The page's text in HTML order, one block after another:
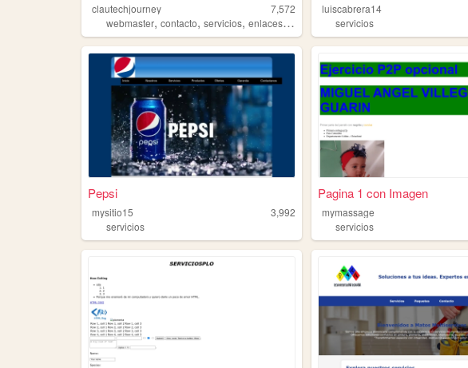
clautechjourney
7,572
webmaster, contacto, servicios, enlaces,paginas
luiscabrera14
servicios
Pepsi
mysitio15
3,992
servicios
Pagina 1 con Imagen
mymassage
servicios